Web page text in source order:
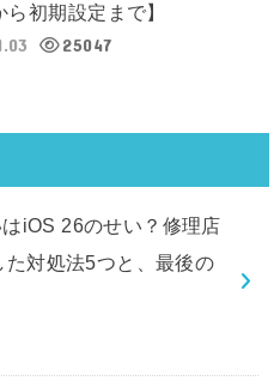
ら初期設定まで】
25047
iOS 26のせい？修理店
対処法5つと、最後の